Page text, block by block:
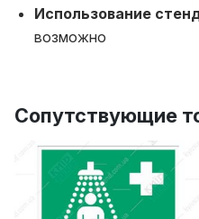
Использование
возможно
Сопутствующие